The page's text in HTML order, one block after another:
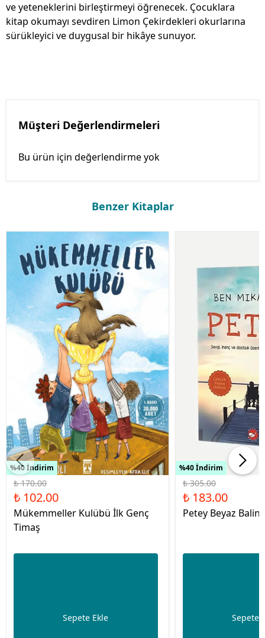
ve yeteneklerini birleştirmeyi öğrenecek. Çocuklara
kitap okumayı sevdiren Limon Çekirdekleri okurlarına
sürükleyici ve duygusal bir hikâye sunuyor.
Müşteri Değerlendirmeleri
Bu ürün için değerlendirme yok
Benzer Kitaplar
%40 İndirim
₺ 170.00
₺ 102.00
Mükemmeller Kulübü İlk Genç
Timaş
Sepete Ekle
%40 İndirim
₺ 305.00
₺ 183.00
Petey Beyaz
Sepete